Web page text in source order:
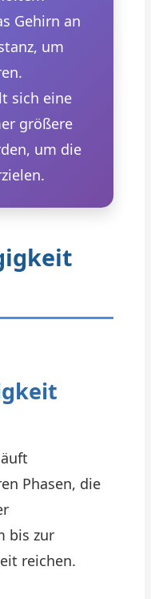
Gehirn an
um
sich eine
größere
um die
Phasen, die
bis zur
reichen.